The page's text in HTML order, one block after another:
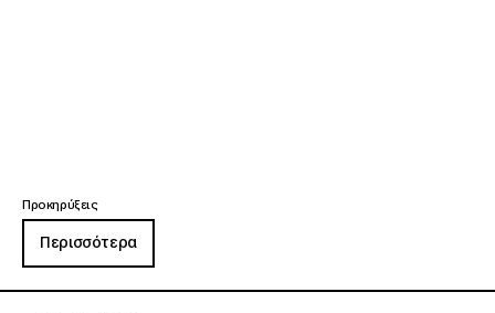
Προκηρύξεις
Περισσότερα